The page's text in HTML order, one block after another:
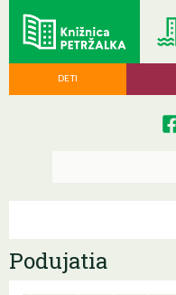
DETI
Podujatia